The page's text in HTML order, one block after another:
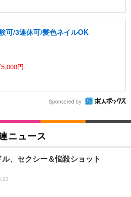
可/3連休可/髪色ネイルOK
円
Sponsored by
ニュース
、セクシー＆悩殺ショット